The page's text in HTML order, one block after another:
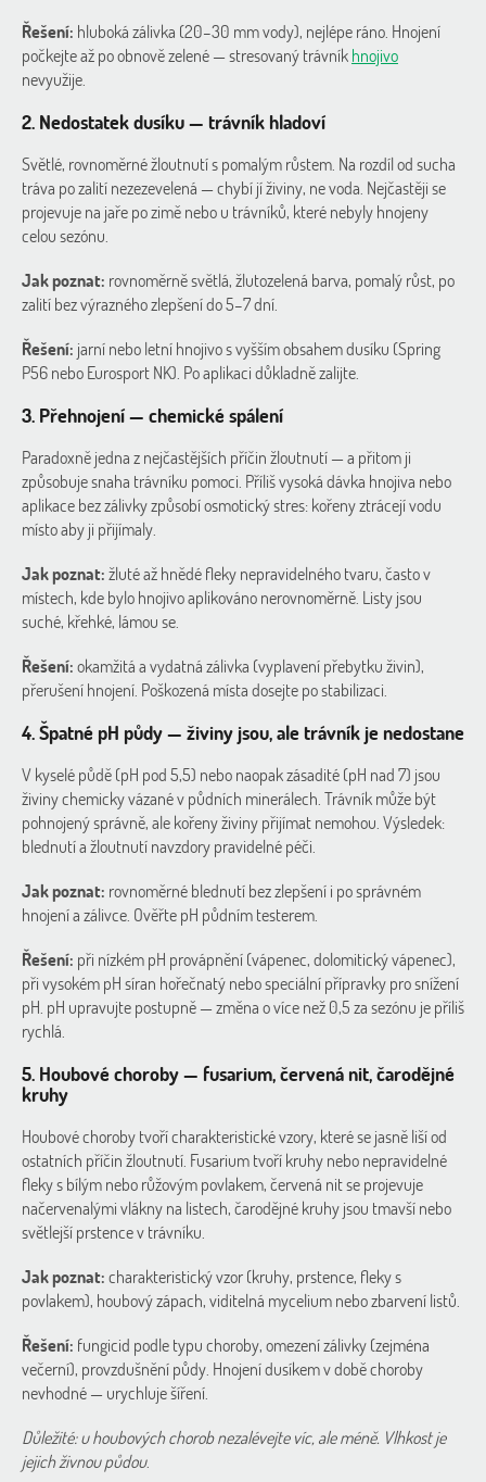
Řešení: hluboká zálivka (20–30 mm vody), nejlépe ráno. Hnojení
počkejte až po obnově zelené — stresovaný trávníkhnojivo
nevyužije.
2. Nedostatek dusíku — trávník hladoví
Světlé, rovnoměrné žloutnutí s pomalým růstem. Na rozdíl od sucha
tráva po zalití nezezevelená — chybí jí živiny, ne voda. Nejčastěji se
projevuje na jaře po zimě nebo u trávníků, které nebyly hnojeny
celou sezónu.
Jak poznat: rovnoměrně světlá, žlutozelená barva, pomalý růst, po
zalití bez výrazného zlepšení do 5–7 dní.
Řešení: jarní nebo letní hnojivo s vyšším obsahem dusíku (Spring
P56 nebo Eurosport NK). Po aplikaci důkladně zalijte.
3. Přehnojení — chemické spálení
Paradoxně jedna z nejčastějších příčin žloutnutí — a přitom ji
způsobuje snaha trávníku pomoci. Příliš vysoká dávka hnojiva nebo
aplikace bez zálivky způsobí osmotický stres: kořeny ztrácejí vodu
místo aby ji přijímaly.
Jak poznat:žluté až hnědé fleky nepravidelného tvaru, často v
místech, kde bylo hnojivo aplikováno nerovnoměrně. Listy jsou
suché, křehké, lámou se.
Řešení:okamžitá a vydatná zálivka (vyplavení přebytku živin),
přerušení hnojení. Poškozená místa dosejte po stabilizaci.
4. Špatné pH půdy — živiny jsou, ale trávník je nedostane
V kyselé půdě (pH pod 5,5) nebo naopak zásadité (pH nad 7) jsou
živiny chemicky vázané v půdních minerálech. Trávník může být
pohnojený správně, ale kořeny živiny přijímat nemohou. Výsledek:
blednutí a žloutnutí navzdory pravidelné péči.
Jak poznat: rovnoměrné blednutí bez zlepšení i po správném
hnojení a zálivce. Ověřte pH půdním testerem.
Řešení: při nízkém pH provápnění (vápenec, dolomitický vápenec),
při vysokém pH síran hořečnatý nebo speciální přípravky pro snížení
pH. pH upravujte postupně — změna o více než 0,5 za sezónu je příliš
rychlá.
5. Houbové choroby — fusarium, červená nit, čarodějné
kruhy
Houbové choroby tvoří charakteristické vzory, které se jasně liší od
ostatních příčin žloutnutí. Fusarium tvoří kruhy nebo nepravidelné
fleky s bílým nebo růžovým povlakem, červená nit se projevuje
načervenalými vlákny na listech, čarodějné kruhy jsou tmavší nebo
světlejší prstence v trávníku.
Jak poznat:charakteristický vzor (kruhy, prstence, fleky s
povlakem), houbový zápach, viditelná mycelium nebo zbarvení listů.
Řešení: fungicid podle typu choroby, omezení zálivky (zejména
večerní), provzdušnění půdy. Hnojení dusíkem v době choroby
nevhodné — urychluje šíření.
Důležité: u houbových chorob nezalévejte víc, ale méně. Vlhkost je
jejich živnou půdou.